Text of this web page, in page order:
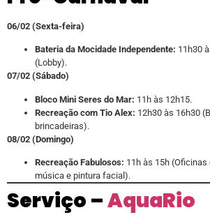
06/02 (Sexta-feira)
Bateria da Mocidade Independente: 11h30
(Lobby).
07/02 (Sábado)
Bloco Mini Seres do Mar: 11h às 12h15.
Recreação com Tio Alex: 12h30 às 16h30
brincadeiras).
08/02 (Domingo)
Recreação Fabulosos: 11h às 15h
música e pintura facial).
Serviço –AquaRio